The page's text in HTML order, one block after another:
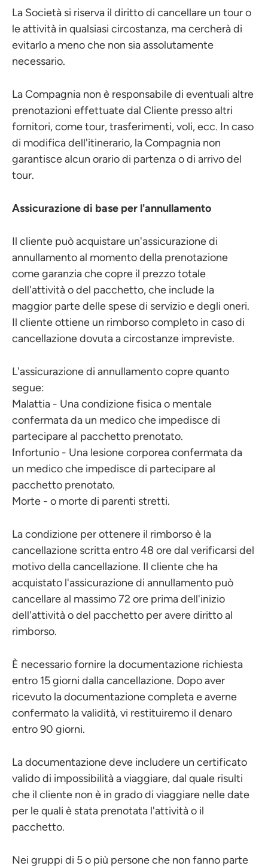
La Società si riserva il diritto di cancellare un tour o
le attività in qualsiasi circostanza, ma cercherà di
evitarlo a meno che non sia assolutamente
necessario.
La Compagnia non è responsabile di eventuali altre
prenotazioni effettuate dal Cliente presso altri
fornitori, come tour, trasferimenti, voli, ecc. In caso
di modifica dell'itinerario, la Compagnia non
garantisce alcun orario di partenza o di arrivo del
tour.
Assicurazione di base per l'annullamento
Il cliente può acquistare un'assicurazione di
annullamento al momento della prenotazione
come garanzia che copre il prezzo totale
dell'attività o del pacchetto, che include la
maggior parte delle spese di servizio e degli oneri.
Il cliente ottiene un rimborso completo in caso di
cancellazione dovuta a circostanze impreviste.
L'assicurazione di annullamento copre quanto
segue:
Malattia - Una condizione fisica o mentale
confermata da un medico che impedisce di
partecipare al pacchetto prenotato.
Infortunio - Una lesione corporea confermata da
un medico che impedisce di partecipare al
pacchetto prenotato.
Morte - o morte di parenti stretti.
La condizione per ottenere il rimborso è la
cancellazione scritta entro 48 ore dal verificarsi del
motivo della cancellazione. Il cliente che ha
acquistato l'assicurazione di annullamento può
cancellare al massimo 72 ore prima dell'inizio
dell'attività o del pacchetto per avere diritto al
rimborso.
È necessario fornire la documentazione richiesta
entro 15 giorni dalla cancellazione. Dopo aver
ricevuto la documentazione completa e averne
confermato la validità, vi restituiremo il denaro
entro 90 giorni.
La documentazione deve includere un certificato
valido di impossibilità a viaggiare, dal quale risulti
che il cliente non è in grado di viaggiare nelle date
per le quali è stata prenotata l'attività o il
pacchetto.
Nei gruppi di 5 o più persone che non fanno parte